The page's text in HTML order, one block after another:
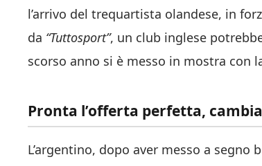
l’arrivo del trequartista olandese, in
da “Tuttosport”, un club inglese
scorso anno si è messo in mostra con
Pronta l’offerta perfetta,
L’argentino, dopo aver messo a segno